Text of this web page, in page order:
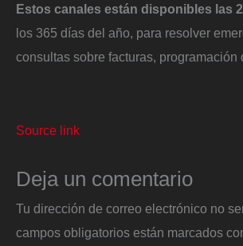
Estos canales están disponibles las
los 365 días del año, para resolver
consultas sobre facturas, programación
Source link
Deja un comentario
Tu dirección de correo electrónico no
campos obligatorios están marcados